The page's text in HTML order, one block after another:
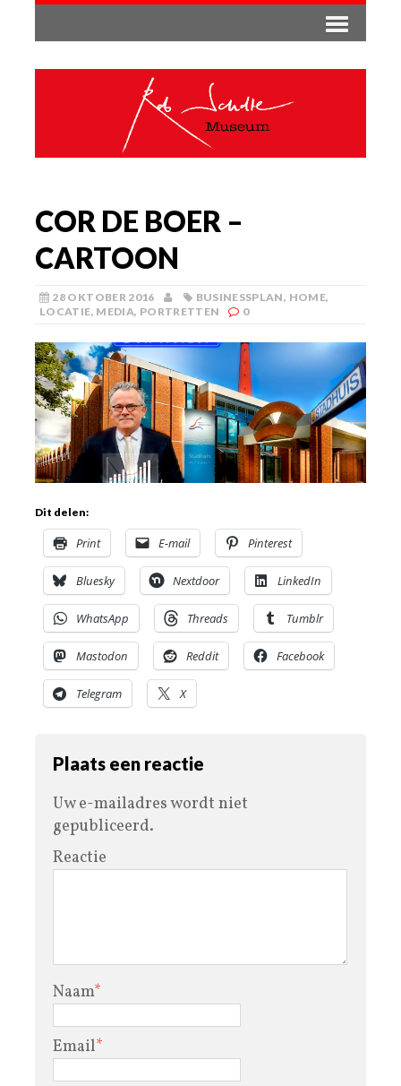
COR DE BOER –
CARTOON
28 OKTOBER 2016 BUSINESSPLAN, HOME,
LOCATIE, MEDIA, PORTRETTEN 0
Dit delen:
Print E-mail Pinterest
Bluesky Nextdoor LinkedIn
WhatsApp Threads Tumblr
Mastodon Reddit Facebook
Telegram X
Plaats een reactie
Uw e-mailadres wordt niet
gepubliceerd.
Reactie
Naam*
Email*